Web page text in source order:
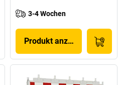
3-4 Wochen
Produkt anzeigen